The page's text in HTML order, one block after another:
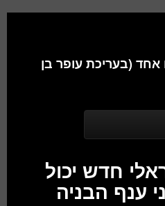
(בעריכת עופר בן
חדש יכול
ענף הבניה